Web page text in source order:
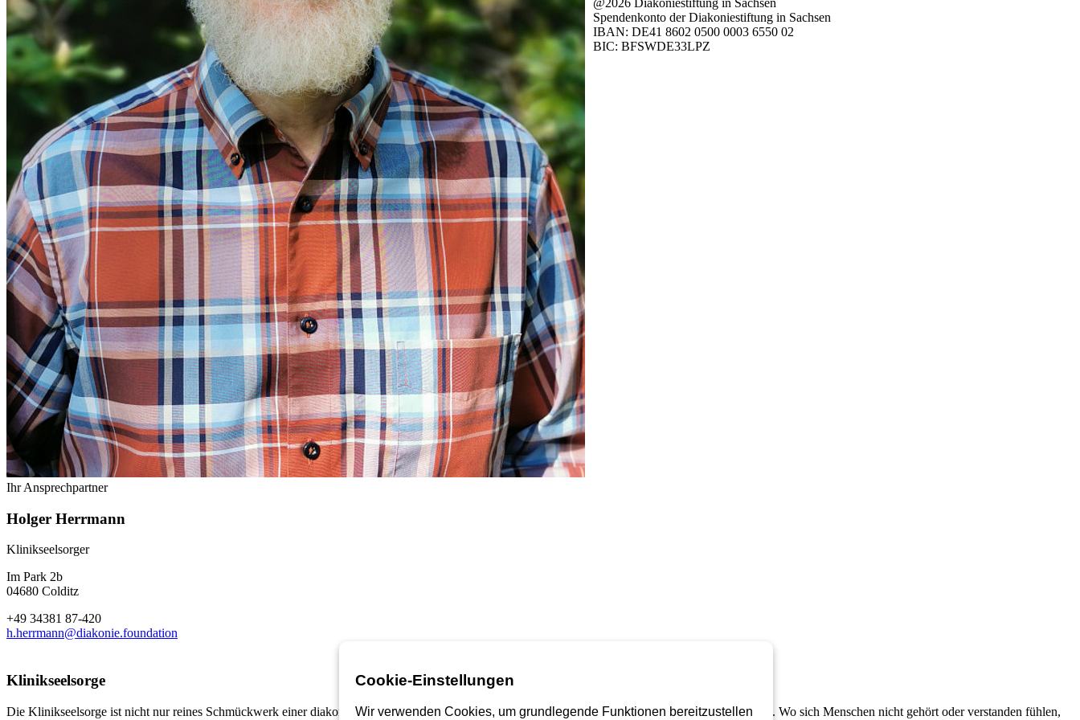
Ihr Ansprechpartner
Holger Herrmann
Klinikseelsorger
Im Park 2b
04680 Colditz
+49 34381 87-420
h.herrmann@diakonie.foundation
Klinikseelsorge
Die Klinikseelsorge ist nicht nur reines Schmückwerk einer diakonischen Einrichtung. Sie ist vielmehr der Wesensausdruck des diakonischen Handelns. Wo sich Menschen nicht gehört oder verstanden fühlen,
@2026 Diakoniestiftung in Sachsen
Spendenkonto der Diakoniestiftung in Sachsen
IBAN: DE41 8602 0500 0003 6550 02
BIC: BFSWDE33LPZ
Cookie-Einstellungen
Wir verwenden Cookies, um grundlegende Funktionen bereitzustellen